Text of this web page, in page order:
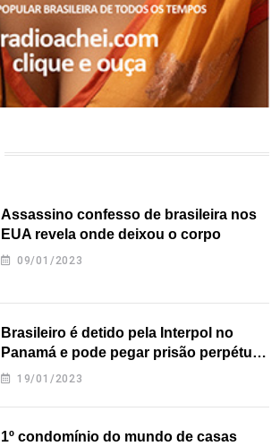
Assassino confesso de brasileira nos
EUA revela onde deixou o corpo
09/01/2023
Brasileiro é detido pela Interpol no
Panamá e pode pegar prisão perpétua
nos EUA
19/01/2023
1º condomínio do mundo de casas